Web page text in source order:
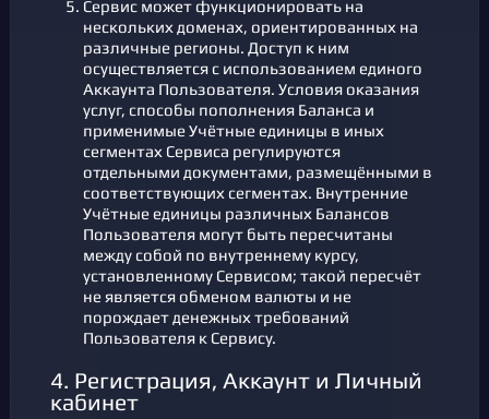
Сервис может функционировать на
нескольких доменах, ориентированных на
различные регионы. Доступ к ним
осуществляется с использованием единого
Аккаунта Пользователя. Условия оказания
услуг, способы пополнения Баланса и
применимые Учётные единицы в иных
сегментах Сервиса регулируются
отдельными документами, размещёнными в
соответствующих сегментах. Внутренние
Учётные единицы различных Балансов
Пользователя могут быть пересчитаны
между собой по внутреннему курсу,
установленному Сервисом; такой пересчёт
не является обменом валюты и не
порождает денежных требований
Пользователя к Сервису.
4. Регистрация, Аккаунт и Личный
кабинет